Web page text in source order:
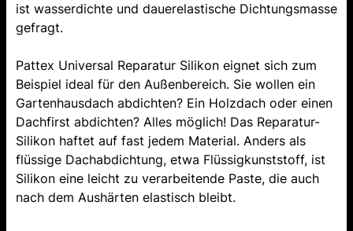
ist wasserdichte und dauerelastische Dichtungsmasse
gefragt.
Pattex Universal Reparatur Silikon eignet sich zum
Beispiel ideal für den Außenbereich. Sie wollen ein
Gartenhausdach abdichten? Ein Holzdach oder einen
Dachfirst abdichten? Alles möglich! Das Reparatur-
Silikon haftet auf fast jedem Material. Anders als
flüssige Dachabdichtung, etwa Flüssigkunststoff, ist
Silikon eine leicht zu verarbeitende Paste, die auch
nach dem Aushärten elastisch bleibt.